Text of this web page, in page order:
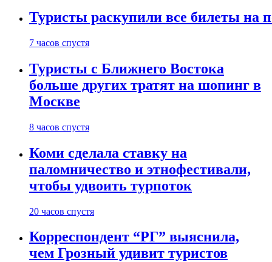
Туристы раскупили все билеты на
7 часов спустя
Туристы с Ближнего Востока
больше других тратят на шопинг в
Москве
8 часов спустя
Коми сделала ставку на
паломничество и этнофестивали,
чтобы удвоить турпоток
20 часов спустя
Корреспондент “РГ” выяснила,
чем Грозный удивит туристов